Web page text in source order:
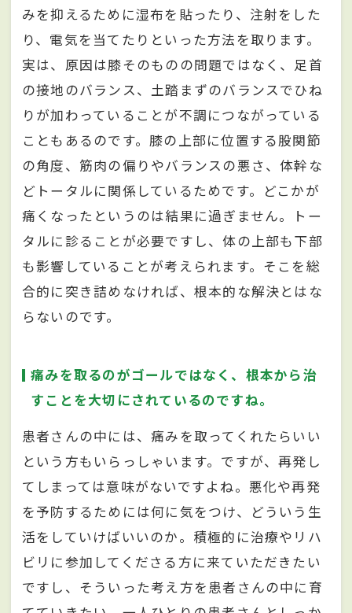
みを抑えるために湿布を貼ったり、注射をした
り、電気を当てたりといった方法を取ります。
実は、原因は膝そのものの問題ではなく、足首
の接地のバランス、土踏まずのバランスでひね
りが加わっていることが不調につながっている
こともあるのです。膝の上部に位置する股関節
の角度、筋肉の偏りやバランスの悪さ、体幹な
どトータルに関係しているためです。どこかが
痛くなったというのは結果に過ぎません。トー
タルに診ることが必要ですし、体の上部も下部
も影響していることが考えられます。そこを総
合的に突き詰めなければ、根本的な解決とはな
らないのです。
痛みを取るのがゴールではなく、根本から治
すことを大切にされているのですね。
患者さんの中には、痛みを取ってくれたらいい
という方もいらっしゃいます。ですが、再発し
てしまっては意味がないですよね。悪化や再発
を予防するためには何に気をつけ、どういう生
活をしていけばいいのか。積極的に治療やリハ
ビリに参加してくださる方に来ていただきたい
ですし、そういった考え方を患者さんの中に育